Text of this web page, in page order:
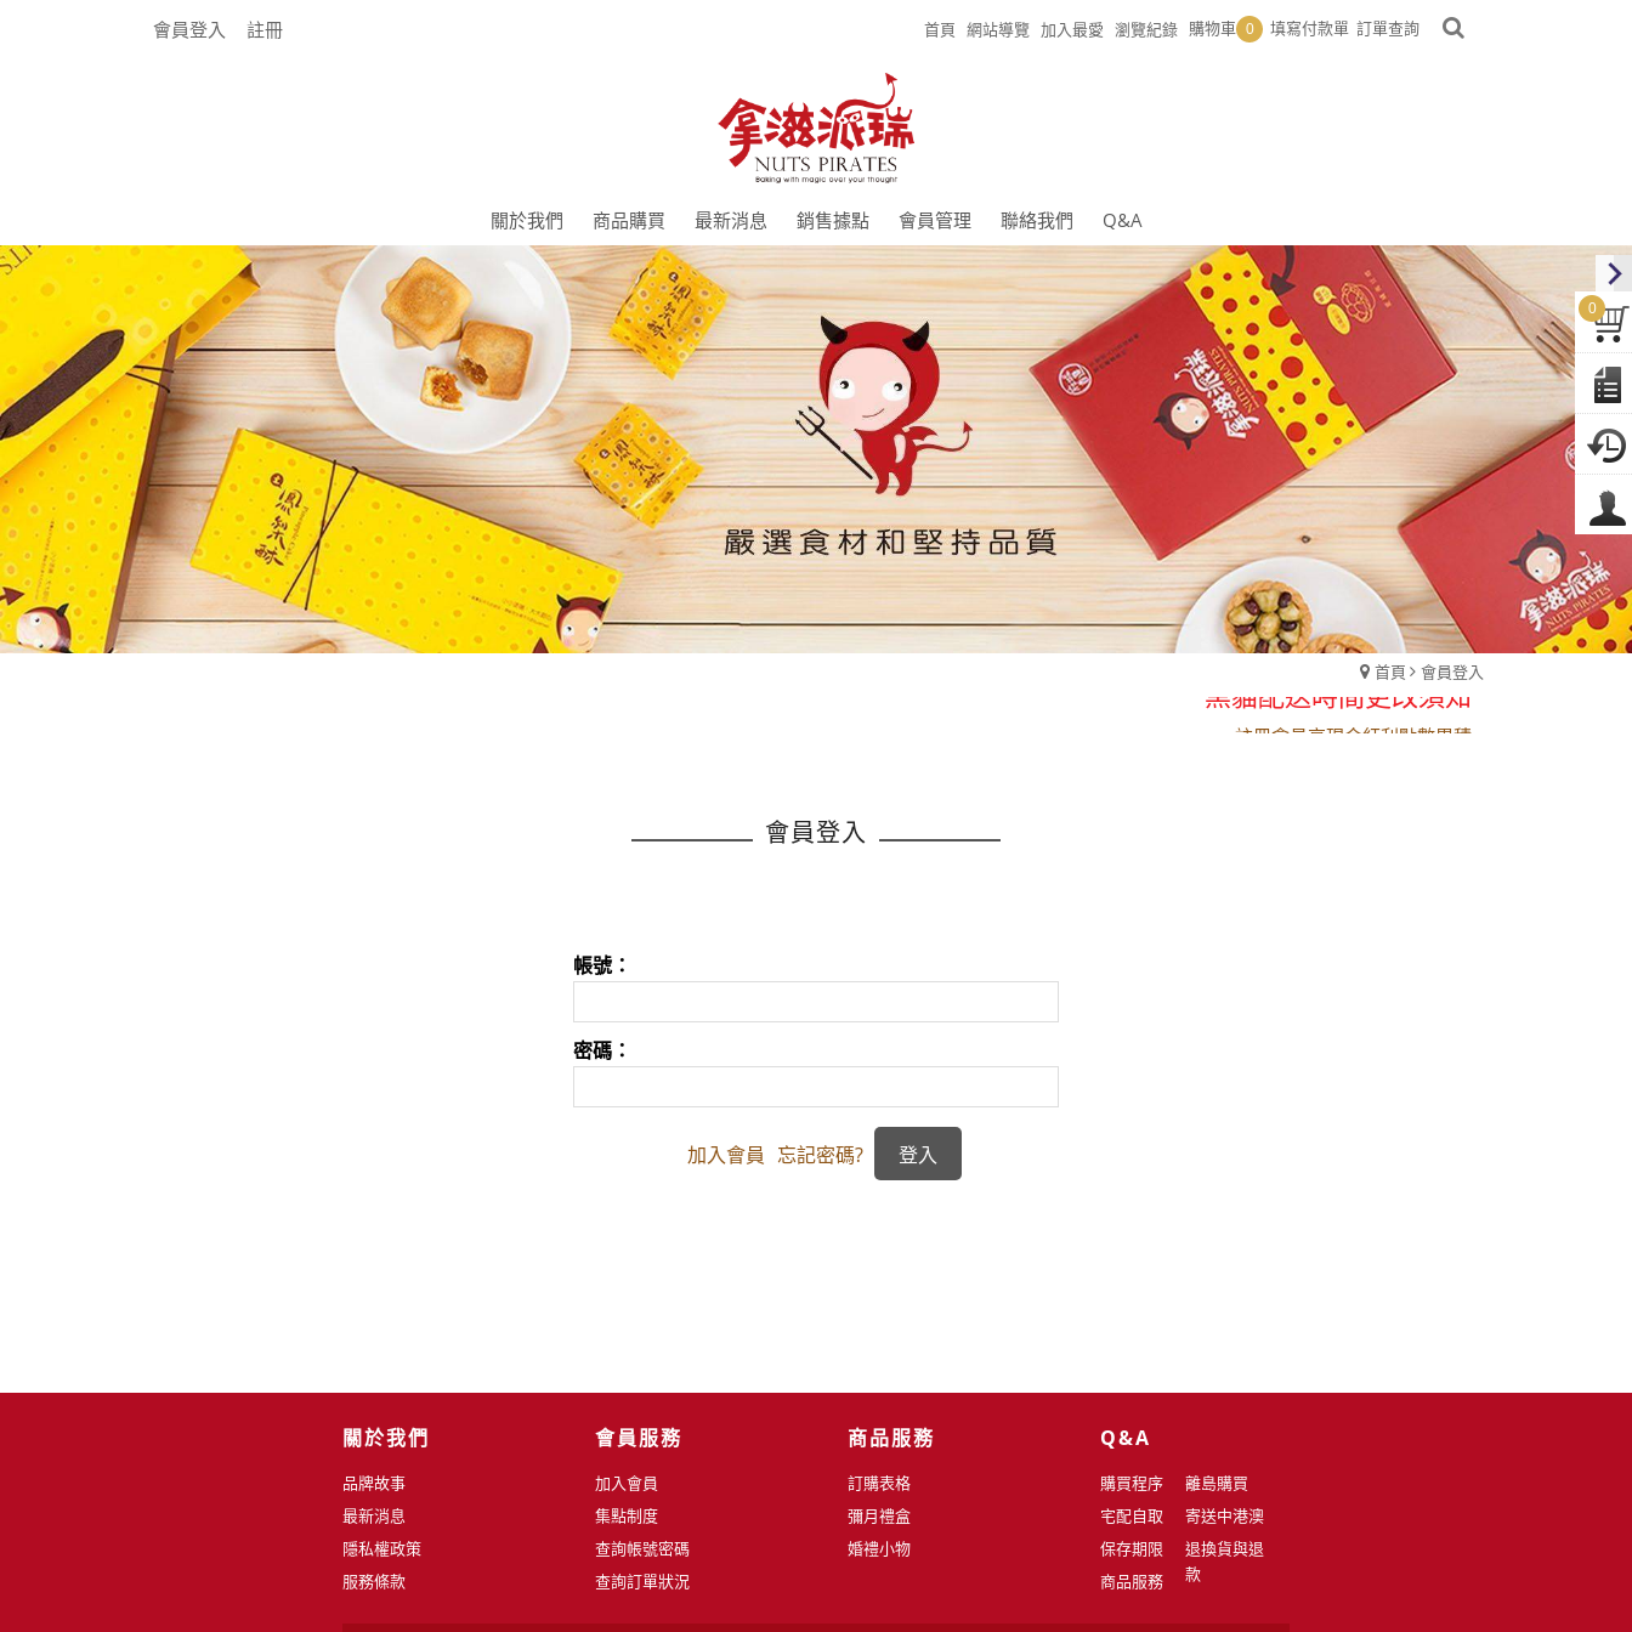
首頁 網站導覽 加入最愛 瀏覽紀錄 購物車 0 填寫付款單 訂單查詢
會員登入 註冊
關於我們 商品購買 最新消息 銷售據點 會員管理 聯絡我們 Q&A
首頁 會員登入
黑貓配送時間更改須知
會員登入
帳號：
密碼：
加入會員 忘記密碼?
關於我們
品牌故事
最新消息
隱私權政策
服務條款
會員服務
加入會員
集點制度
查詢帳號密碼
查詢訂單狀況
商品服務
訂購表格
彌月禮盒
婚禮小物
Q&A
購買程序
宅配自取
保存期限
商品服務
離島購買
寄送中港澳
退換貨與退
款
0